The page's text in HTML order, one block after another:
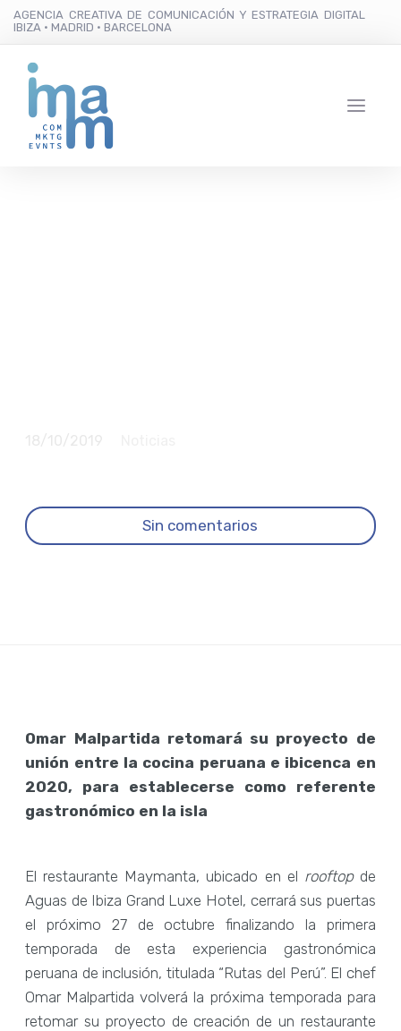
AGENCIA CREATIVA DE COMUNICACIÓN Y ESTRATEGIA DIGITAL
IBIZA · MADRID · BARCELONA
Sin comentarios
Omar Malpartida retomará su proyecto de
unión entre la cocina peruana e ibicenca en
2020, para establecerse como referente
gastronómico en la isla
El restaurante Maymanta, ubicado en el rooftopde
Aguas de Ibiza Grand Luxe Hotel, cerrará sus puertas
el próximo 27 de octubre finalizando la primera
temporada de esta experiencia gastronómica
peruana de inclusión, titulada “Rutas del Perú”. El chef
Omar Malpartida volverá la próxima temporada para
retomar su proyecto de creación de un restaurante